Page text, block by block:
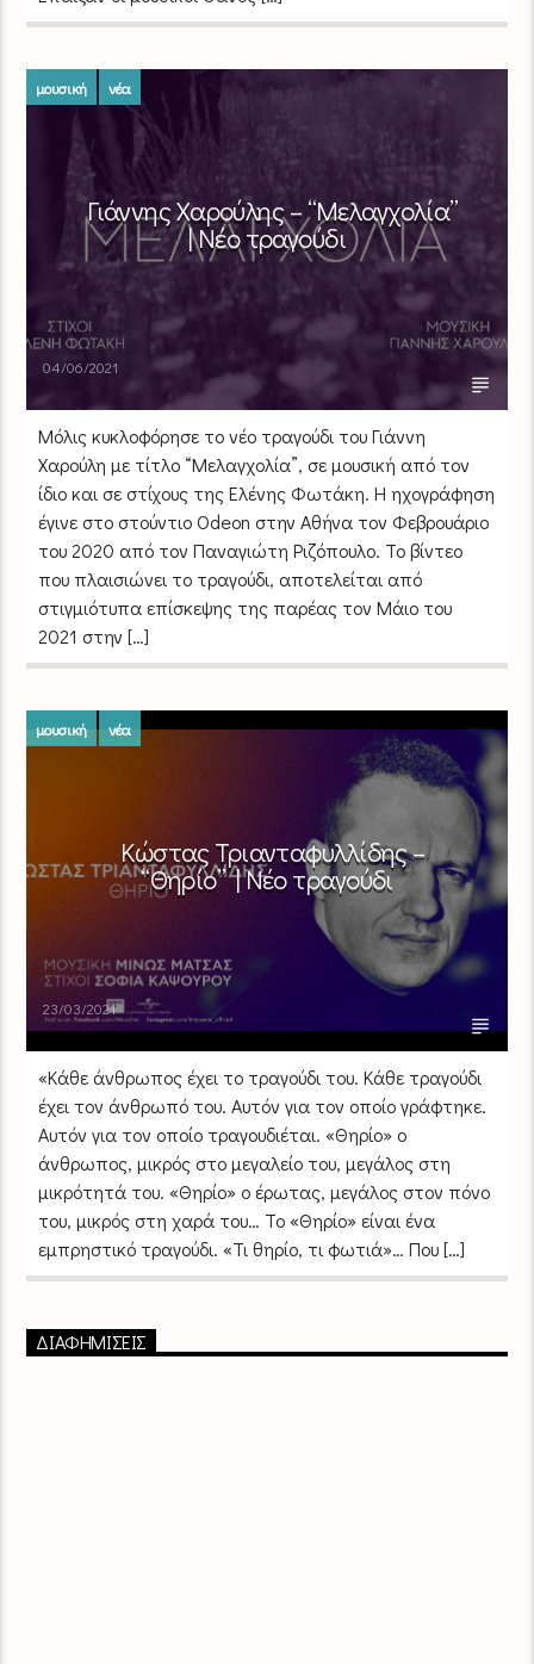
μουσική νέα
Γιάννης Χαρούλης – “Μελαγχολία”
| Νέο τραγούδι
04/06/2021
Mόλις κυκλοφόρησε το νέο τραγούδι του Γιάννη
Χαρούλη με τίτλο “Μελαγχολία”, σε μουσική από τον
ίδιο και σε στίχους της Ελένης Φωτάκη. Η ηχογράφηση
έγινε στο στούντιο Odeon στην Αθήνα τον Φεβρουάριο
του 2020 από τον Παναγιώτη Ριζόπουλο. Το βίντεο
που πλαισιώνει το τραγούδι, αποτελείται από
στιγμιότυπα επίσκεψης της παρέας τον Μάιο του
2021 στην […]
μουσική νέα
Κώστας Τριανταφυλλίδης –
“Θηρίο” | Νέο τραγούδι
23/03/2021
«Κάθε άνθρωπος έχει το τραγούδι του. Κάθε τραγούδι
έχει τον άνθρωπό του. Αυτόν για τον οποίο γράφτηκε.
Αυτόν για τον οποίο τραγουδιέται. «Θηρίο» ο
άνθρωπος, μικρός στο μεγαλείο του, μεγάλος στη
μικρότητά του. «Θηρίο» ο έρωτας, μεγάλος στον πόνο
του, μικρός στη χαρά του… Το «Θηρίο» είναι ένα
εμπρηστικό τραγούδι. «Τι θηρίο, τι φωτιά»… Που […]
ΔΙΑΦΗΜΙΣΕΙΣ